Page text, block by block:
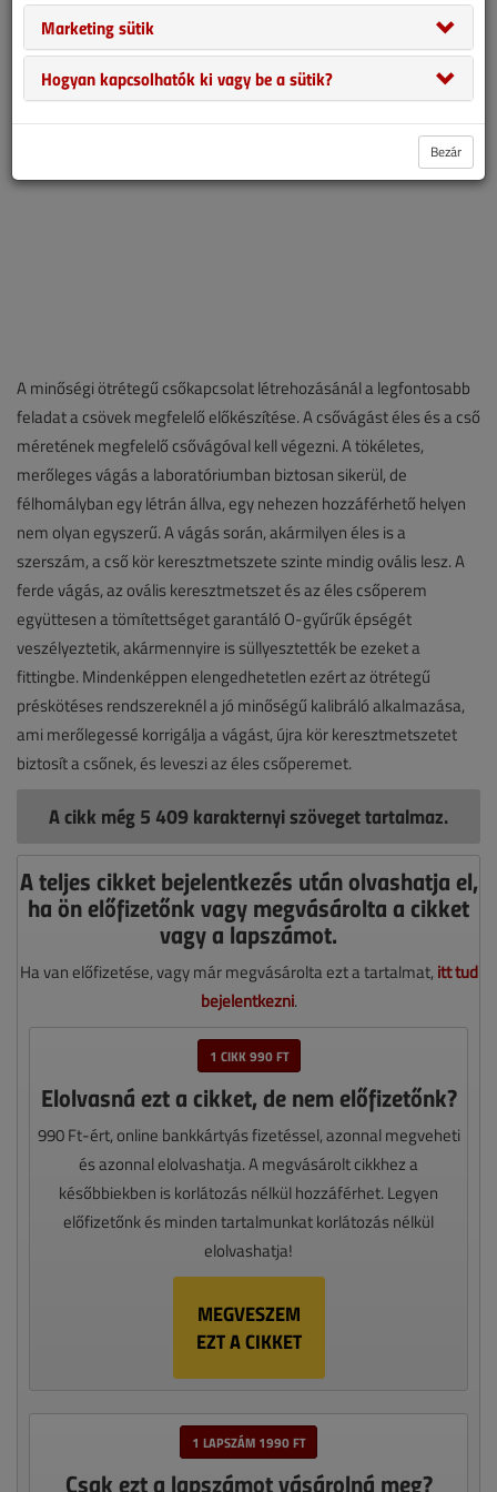
vesszük sorra, és teszünk javaslatot a helyes kivitelezésre.
Mottónk: Más kárán tanul az okos!
A minőségi ötrétegű csőkapcsolat létrehozásánál a legfontosabb
feladat a csövek megfelelő előkészítése. A csővágást éles és a cső
méretének megfelelő csővágóval kell végezni. A tökéletes,
merőleges vágás a laboratóriumban biztosan sikerül, de
félhomályban egy létrán állva, egy nehezen hozzáférhető helyen
nem olyan egyszerű. A vágás során, akármilyen éles is a
szerszám, a cső kör keresztmetszete szinte mindig ovális lesz. A
ferde vágás, az ovális keresztmetszet és az éles csőperem
együttesen a tömítettséget garantáló O-gyűrűk épségét
veszélyeztetik, akármennyire is süllyesztették be ezeket a
fittingbe. Mindenképpen elengedhetetlen ezért az ötrétegű
préskötéses rendszereknél a jó minőségű kalibráló alkalmazása,
ami merőlegessé korrigálja a vágást, újra kör keresztmetszetet
biztosít a csőnek, és leveszi az éles csőperemet.
A cikk még 5 409 karakternyi szöveget tartalmaz.
A teljes cikket bejelentkezés után olvashatja el,
ha ön előfizetőnk vagy megvásárolta a cikket
vagy a lapszámot.
Ha van előfizetése, vagy már megvásárolta ezt a tartalmat, itt tud
bejelentkezni.
1 CIKK 990 FT
Elolvasná ezt a cikket, de nem előfizetőnk?
990 Ft-ért, online bankkártyás fizetéssel, azonnal megveheti
és azonnal elolvashatja. A megvásárolt cikkhez a
későbbiekben is korlátozás nélkül hozzáférhet. Legyen
előfizetőnk és minden tartalmunkat korlátozás nélkül
elolvashatja!
MEGVESZEM
EZT A CIKKET
1 LAPSZÁM 1990 FT
Csak ezt a lapszámot vásárolná meg?
Marketing sütik
Hogyan kapcsolhatók ki vagy be a sütik?
Bezár